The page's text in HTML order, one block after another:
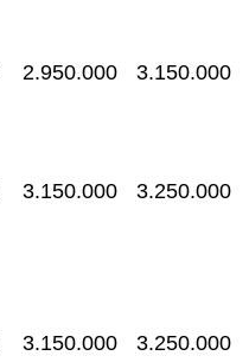
2.950.000 3.150.000
3.150.000 3.250.000
3.150.000 3.250.000